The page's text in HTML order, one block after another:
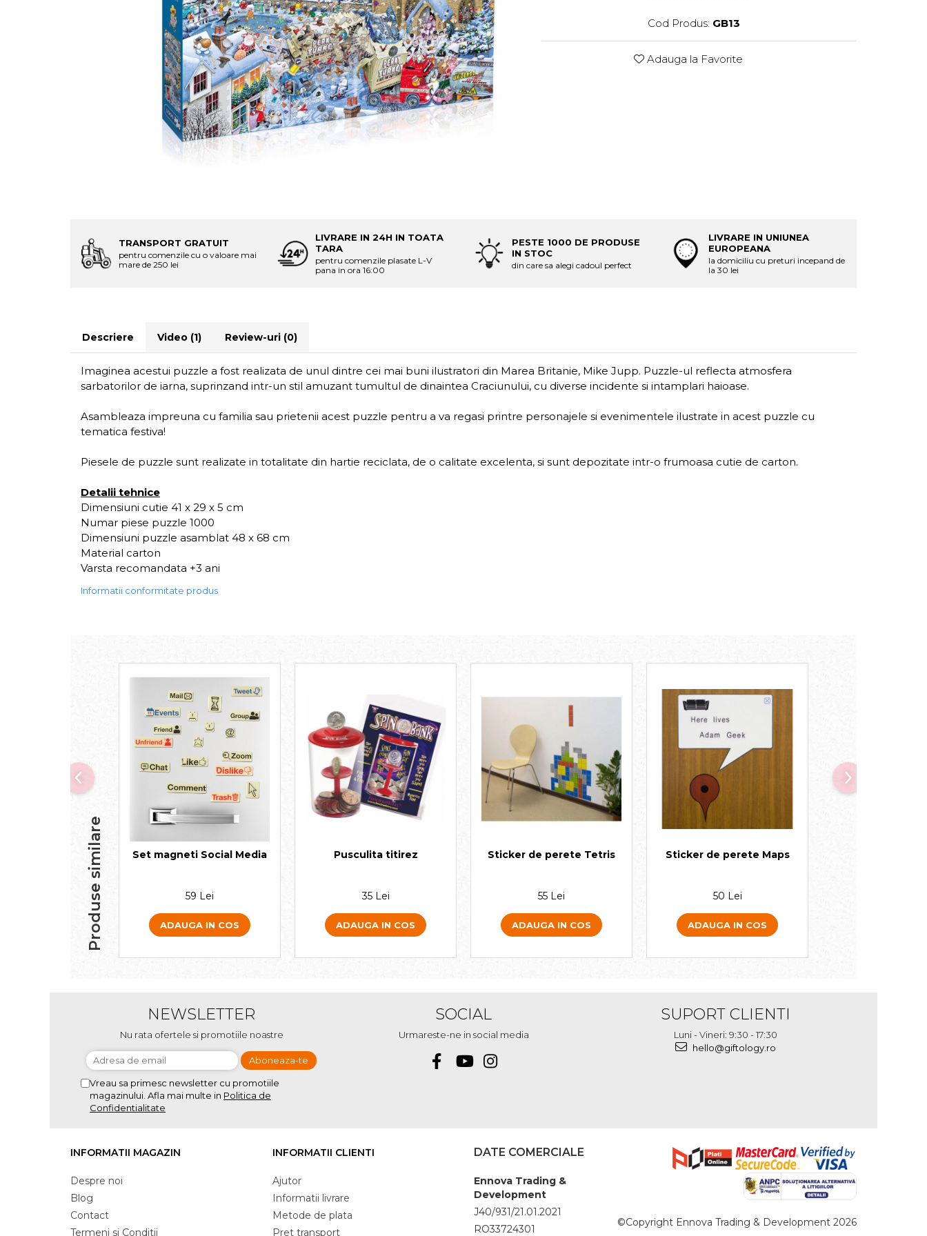
Cod Produs: GB13
Adauga la Favorite
TRANSPORT GRATUIT
pentru comenzile cu o valoare mai
mare de 250 lei
LIVRARE IN 24H IN TOATA
TARA
pentru comenzile plasate L-V
pana in ora 16:00
PESTE 1000 DE PRODUSE
IN STOC
din care sa alegi cadoul perfect
LIVRARE IN UNIUNEA
EUROPEANA
la domiciliu cu preturi incepand de
la 30 lei
Descriere Video (1) Review-uri (0)
Imaginea acestui puzzle a fost realizata de unul dintre cei mai buni ilustratori din Marea Britanie, Mike Jupp. Puzzle-ul reflecta atmosfera
sarbatorilor de iarna, suprinzand intr-un stil amuzant tumultul de dinaintea Craciunului, cu diverse incidente si intamplari haioase.
Asambleaza impreuna cu familia sau prietenii acest puzzle pentru a va regasi printre personajele si evenimentele ilustrate in acest puzzle cu
tematica festiva!
Piesele de puzzle sunt realizate in totalitate din hartie reciclata, de o calitate excelenta, si sunt depozitate intr-o frumoasa cutie de carton.
Detalii tehnice
Dimensiuni cutie 41 x 29 x 5 cm
Numar piese puzzle 1000
Dimensiuni puzzle asamblat 48 x 68 cm
Material carton
Varsta recomandata +3 ani
Informatii conformitate produs
Produse similare Set magneti Social Media
59 Lei
ADAUGA IN COS
Pusculita titirez
35 Lei
ADAUGA IN COS
Sticker de perete Tetris
55 Lei
ADAUGA IN COS
Sticker de perete Maps
50 Lei
ADAUGA IN COS
NEWSLETTER
Nu rata ofertele si promotiile noastre
Vreau sa primesc newsletter cu promotiile
magazinului. Afla mai multe in Politica de
Confidentialitate
SOCIAL
Urmareste-ne in social media
SUPORT CLIENTI
Luni - Vineri: 9:30 - 17:30
hello@giftology.ro
INFORMATII MAGAZIN
Despre noi
Blog
Contact
Termeni si Conditii
INFORMATII CLIENTI
Ajutor
Informatii livrare
Metode de plata
Pret transport
DATE COMERCIALE
Ennova Trading &
Development
J40/931/21.01.2021
RO33724301
©Copyright Ennova Trading & Development 2026